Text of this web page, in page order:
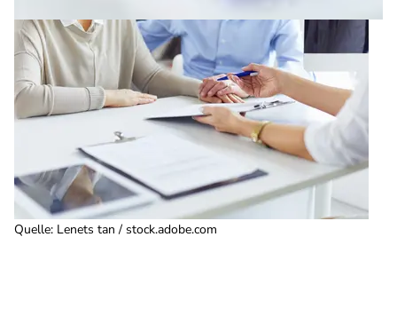
Quelle: Lenets tan / stock.adobe.com